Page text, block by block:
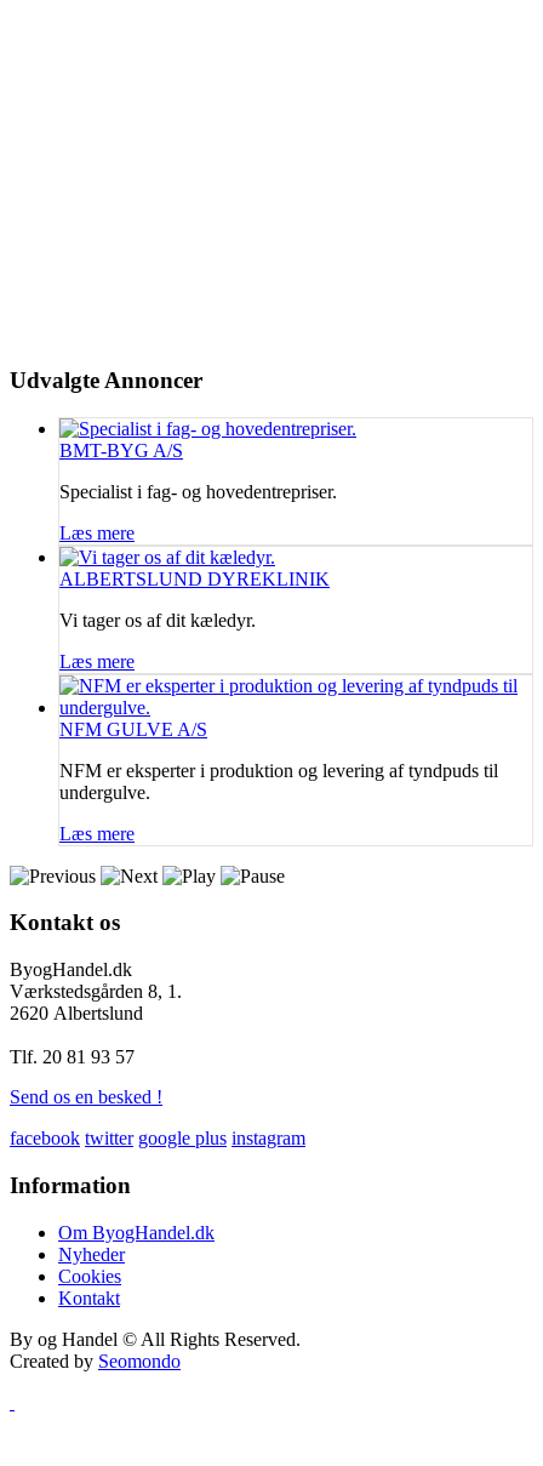
Udvalgte Annoncer
BMT-BYG A/S
Specialist i fag- og hovedentrepriser.
Læs mere
ALBERTSLUND DYREKLINIK
Vi tager os af dit kæledyr.
Læs mere
NFM GULVE A/S
NFM er eksperter i produktion og levering af tyndpuds til
undergulve.
Læs mere
Kontaktos
ByogHandel.dk
Værkstedsgården 8, 1.
2620 Albertslund
Tlf. 20 81 93 57
Send os en besked !
facebook twitter google plus instagram
Information
Om ByogHandel.dk
Nyheder
Cookies
Kontakt
By og Handel © All Rights Reserved.
Created by Seomondo